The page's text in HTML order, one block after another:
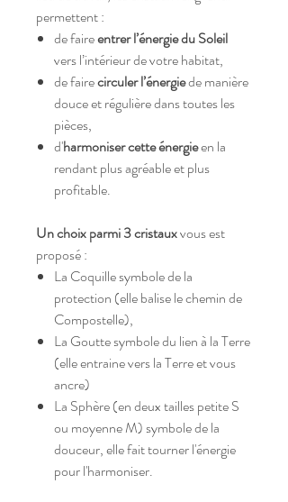
permettent :
de faireentrer l’énergie du Soleil
vers l’intérieur de votre habitat,
de fairecirculer l’énergiede manière
douce et régulière dans toutes les
pièces,
d'harmoniser cette énergieen la
rendant plus agréable et plus
profitable.
Un choix parmi 3 cristauxvous est
proposé :
La Coquille symbole de la
protection (elle balise le chemin de
Compostelle),
La Goutte symbole du lien à la Terre
(elle entraine vers la Terre et vous
ancre)
La Sphère (en deux tailles petite S
ou moyenne M) symbole de la
douceur, elle fait tourner l'énergie
pour l'harmoniser.